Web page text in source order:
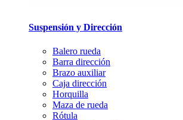
Suspensión y Dirección
Balero rueda
Barra dirección
Brazo auxiliar
Caja dirección
Horquilla
Maza de rueda
Rótula